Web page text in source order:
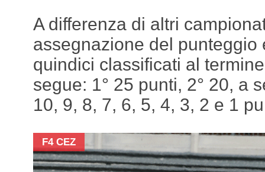
A differenza di altri
assegnazione del punteggio
quindici classificati al
segue: 1° 25 punti, 2° 20, a
10, 9, 8, 7, 6, 5, 4, 3, 2 e 1
F4 CEZ